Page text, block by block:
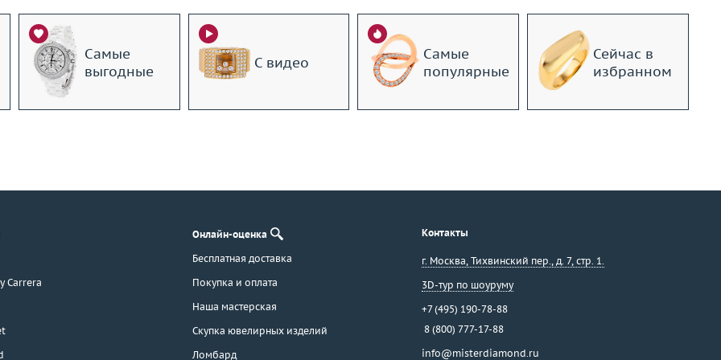
Самые
выгодные
С видео
Самые
популярные
Сейчас в
избранном
Carrera
Онлайн-оценка
Бесплатная доставка
Покупка и оплата
Наша мастерская
Скупка ювелирных изделий
Ломбард
Контакты
г. Москва, Тихвинский пер., д. 7, стр. 1.
3D-тур по шоуруму
+7 (495) 190-78-88
8 (800) 777-17-88
info@misterdiamond.ru